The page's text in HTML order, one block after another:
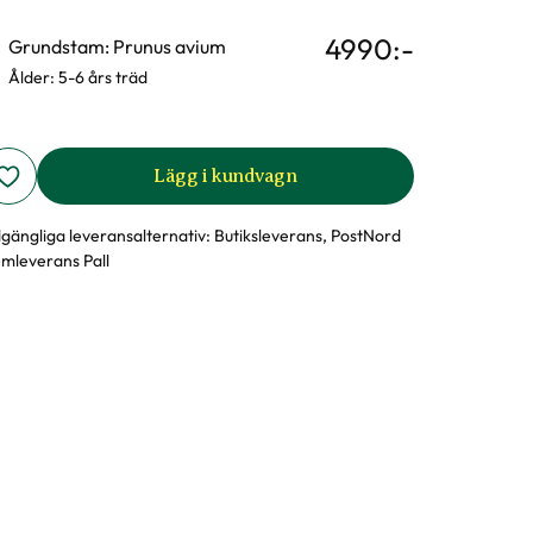
Grundstam: Prunus avium
Ålder: 5-6 års träd
4990:-
Lägg i kundvagn
leveransalternativ: Butiksleverans, PostNord
Pall